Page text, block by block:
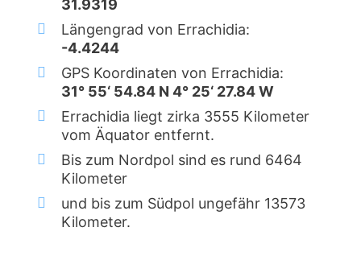
31.9319
Längengrad von Errachidia:
-4.4244
GPS Koordinaten von Errachidia:
31° 55‘ 54.84 N 4° 25‘ 27.84 W
Errachidia liegt zirka 3555 Kilometer
vom Äquator entfernt.
Bis zum Nordpol sind es rund 6464
Kilometer
und bis zum Südpol ungefähr 13573
Kilometer.